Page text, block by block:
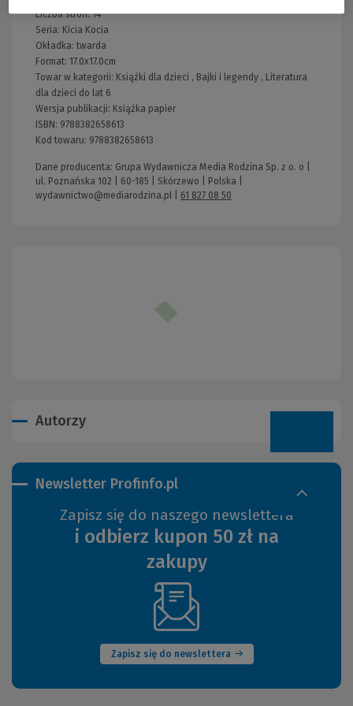
Liczba stron:14
Seria: Kicia Kocia
Okładka:twarda
Format: 17.0x17.0cm
Towar w kategorii: Książki dla dzieci , Bajki i legendy , Literatura
dla dzieci do lat 6
Wersja publikacji: Książka papier
ISBN: 9788382658613
Kod towaru: 9788382658613
Dane producenta: Grupa Wydawnicza Media Rodzina Sp. z o. o |
ul. Poznańska 102 | 60-185 | Skórzewo | Polska |
wydawnictwo@mediarodzina.pl
61 827 08 50
Autorzy
Newsletter Profinfo.pl
Zapisz się do naszego newslettera
i odbierz kupon 50 zł na
zakupy
Zapisz się do newslettera
(Nowe
okno)